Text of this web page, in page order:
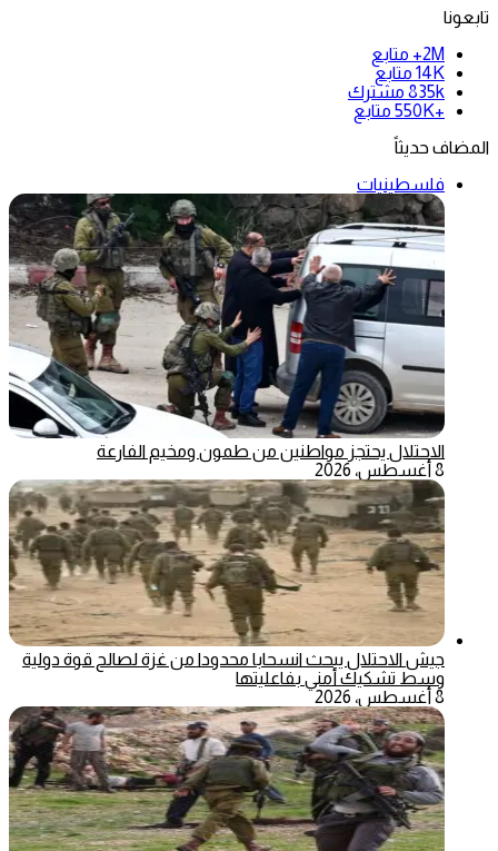
تابعونا
2M+
متابع
14K متابع
835k مشترك
+550K
متابع
المضاف حديثاً
فلسطينيات
الاحتلال يحتجز مواطنين من طمون ومخيم الفارعة
8 أغسطس، 2026
جيش الاحتلال يبحث انسحابا محدودا من غزة لصالح قوة دولية
وسط تشكيك أمني بفاعليتها
8 أغسطس، 2026